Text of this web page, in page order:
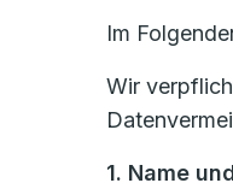
Im
Wir
1. Name